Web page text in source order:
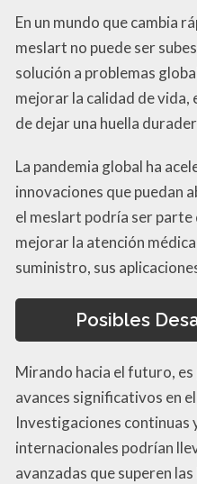
En un mundo que cambia
meslart no puede ser
solución a problemas
mejorar la calidad de
de dejar una huella
La pandemia global ha
innovaciones que puedan
el meslart podría ser parte
mejorar la atención
suministro, sus
Posibles
Mirando hacia el futuro,
avances significativos en
Investigaciones continuas
internacionales podrían
avanzadas que superen